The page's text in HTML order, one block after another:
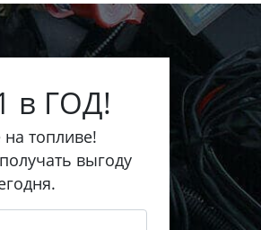
в ГОД!
топливе!
выгоду